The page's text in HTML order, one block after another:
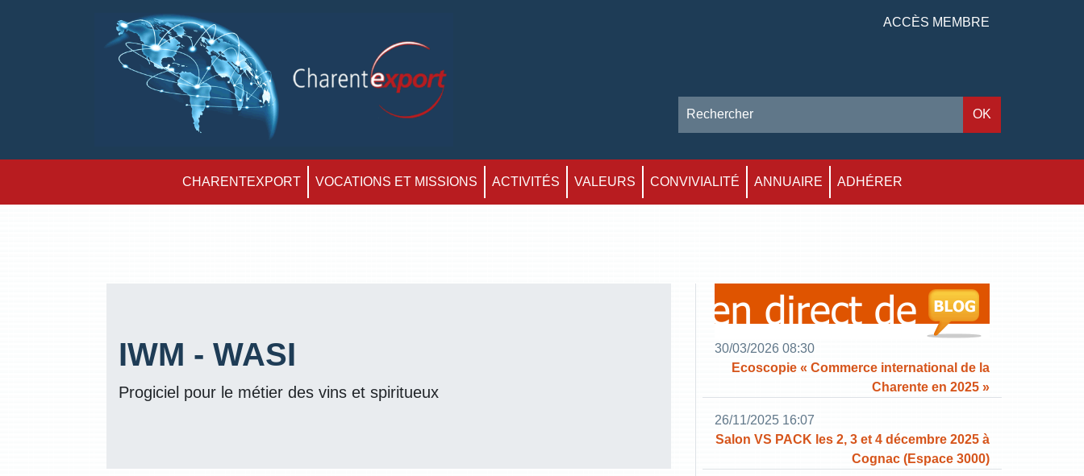
ACCÈS MEMBRE
CHARENTEXPORT VOCATIONS ET MISSIONS ACTIVITÉS VALEURS CONVIVIALITÉ ANNUAIRE ADHÉRER
IWM - WASI
Progiciel pour le métier des vins et spiritueux
30/03/2026 08:30
Ecoscopie « Commerce international de la
Charente en 2025 »
26/11/2025 16:07
Salon VS PACK les 2, 3 et 4 décembre 2025 à
Cognac (Espace 3000)